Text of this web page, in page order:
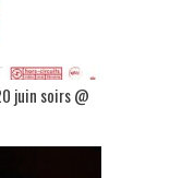
juin soirs @